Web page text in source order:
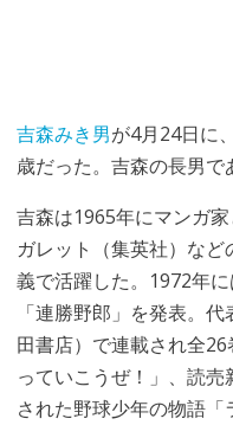
吉森みき男が4月24日に
歳だった。吉森の長男で
吉森は1965年にマンガ
ガレット（集英社）な
義で活躍した。1972年
「連勝野郎」を発表。
田書店）で連載され全
っていこうぜ！」、読
された野球少年の物語「